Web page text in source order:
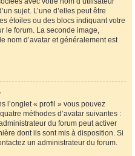
sujet. L’une d’elles peut être
étoiles ou des blocs indiquant votre
le forum. La seconde image,
nom d’avatar et généralement est
l’onglet « profil » vous pouvez
méthodes d’avatar suivantes :
du forum peut activer
dont ils sont mis à disposition. Si
un administrateur du forum.